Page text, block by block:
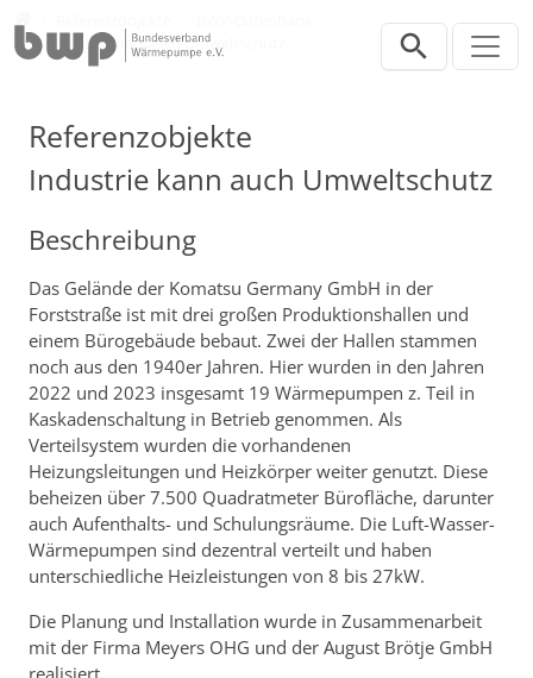
Industrie kann auch Umweltschutz
Referenzobjekte
Industrie kann auch Umweltschutz
Beschreibung
Das Gelände der Komatsu Germany GmbH in der
Forststraße ist mit drei großen Produktionshallen und
einem Bürogebäude bebaut. Zwei der Hallen stammen
noch aus den 1940er Jahren. Hier wurden in den Jahren
2022 und 2023 insgesamt 19 Wärmepumpen z. Teil in
Kaskadenschaltung in Betrieb genommen. Als
Verteilsystem wurden die vorhandenen
Heizungsleitungen und Heizkörper weiter genutzt. Diese
beheizen über 7.500 Quadratmeter Bürofläche, darunter
auch Aufenthalts- und Schulungsräume. Die Luft-Wasser-
Wärmepumpen sind dezentral verteilt und haben
unterschiedliche Heizleistungen von 8 bis 27kW.
Die Planung und Installation wurde in Zusammenarbeit
mit der Firma Meyers OHG und der August Brötje GmbH